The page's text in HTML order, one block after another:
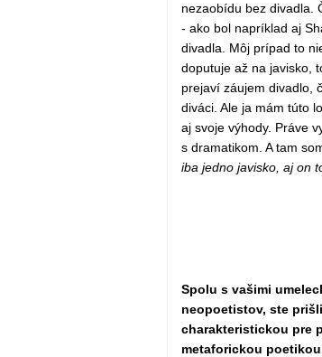
nezaobídu bez divadla.
- ako bol napríklad aj
divadla. Môj prípad to
doputuje až na javisko,
prejaví záujem divadlo,
diváci. Ale ja mám túto
aj svoje výhody. Práve
s dramatikom. A tam
iba jedno javisko, aj on
Spolu s vašimi
neopoetistov, ste
charakteristickou pre
metaforickou